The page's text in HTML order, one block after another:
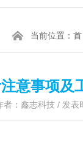
当前位置：
意事项及
者：鑫志科技 / 发表